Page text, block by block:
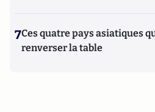
7Ces quatre pays asiatiques
renverser la table